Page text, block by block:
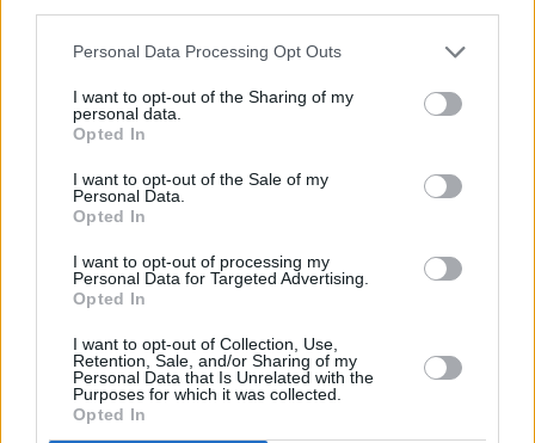
Personal Data Processing Opt Outs
I want to opt-out of the Sharing of my
personal data.
Opted In
I want to opt-out of the Sale of my
Personal Data.
Opted In
I want to opt-out of processing my
Personal Data for Targeted Advertising.
Opted In
I want to opt-out of Collection, Use,
Retention, Sale, and/or Sharing of my
Personal Data that Is Unrelated with the
Purposes for which it was collected.
Opted In
Το άρθρο δεν έχει ακόμα βαθμολογηθεί.
Βαθμολογήστε αυτό το άρθρο:
Πανελλήνιο Πρωτάθλημα Κ20: